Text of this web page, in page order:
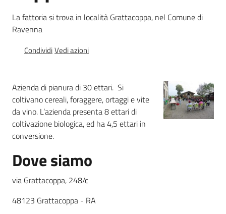
Corsi
abilitanti
Agricoltura
in
cifre
Agricoltura,
caccia e
pesca
La fattoria si trova in località Grattacoppa, nel Comune di
Ravenna
CondividiVedi azioni
Azienda di pianura di 30 ettari. Si
coltivano cereali, foraggere, ortaggi e vite
da vino. L’azienda presenta 8 ettari di
coltivazione biologica, ed ha 4,5 ettari in
conversione.
Dove siamo
via Grattacoppa, 248/c
48123 Grattacoppa - RA